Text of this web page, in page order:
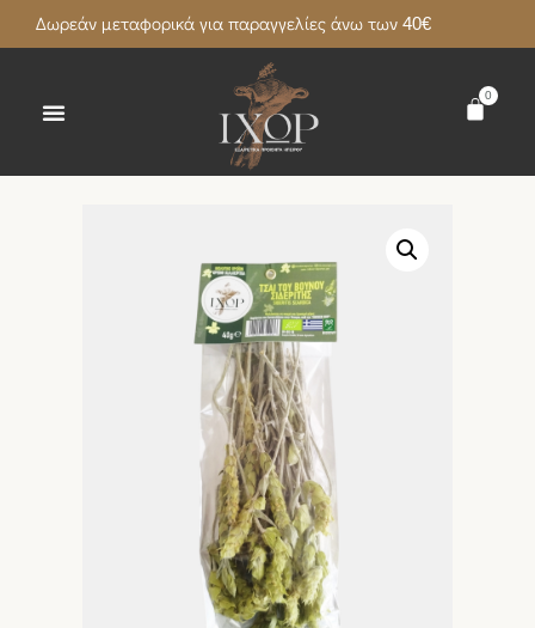
Δωρεάν μεταφορικά για παραγγελίες άνω των 40€
0